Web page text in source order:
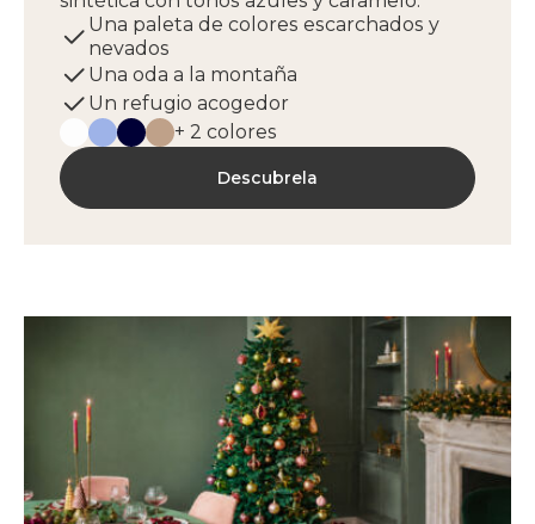
Una paleta de colores escarchados y
nevados
Una oda a la montaña
Un refugio acogedor
+ 2 colores
Descubrela